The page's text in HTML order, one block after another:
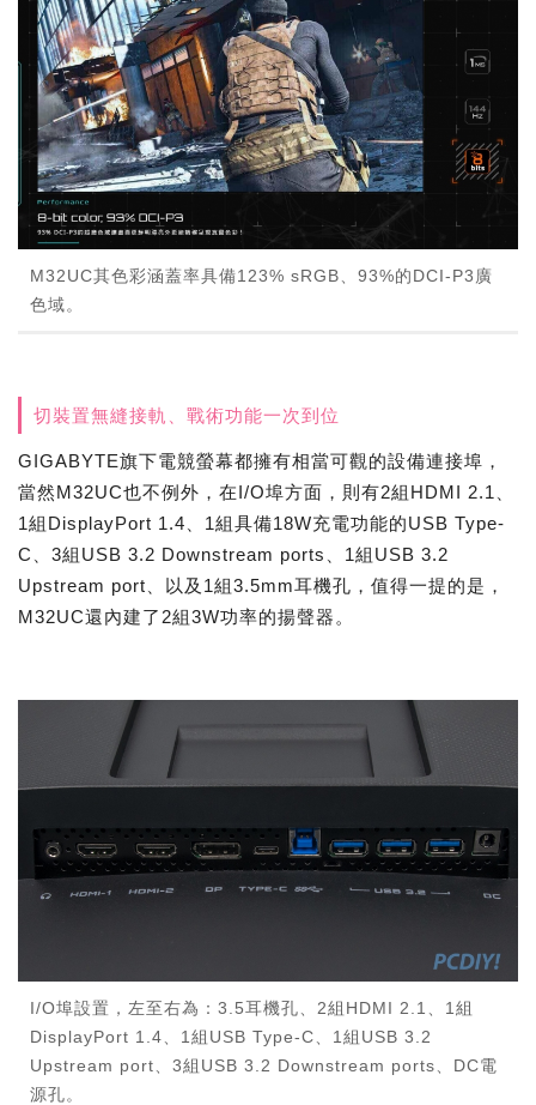
M32UC其色彩涵蓋率具備123% sRGB、93%的DCI-P3廣
色域。
切裝置無縫接軌、戰術功能一次到位
GIGABYTE旗下電競螢幕都擁有相當可觀的設備連接埠，
當然M32UC也不例外，在I/O埠方面，則有2組HDMI 2.1、
1組DisplayPort 1.4、1組具備18W充電功能的USB Type-
C、3組USB 3.2 Downstream ports、1組USB 3.2
Upstream port、以及1組3.5mm耳機孔，值得一提的是，
M32UC還內建了2組3W功率的揚聲器。
I/O埠設置，左至右為：3.5耳機孔、2組HDMI 2.1、1組
DisplayPort 1.4、1組USB Type-C、1組USB 3.2
Upstream port、3組USB 3.2 Downstream ports、DC電
源孔。